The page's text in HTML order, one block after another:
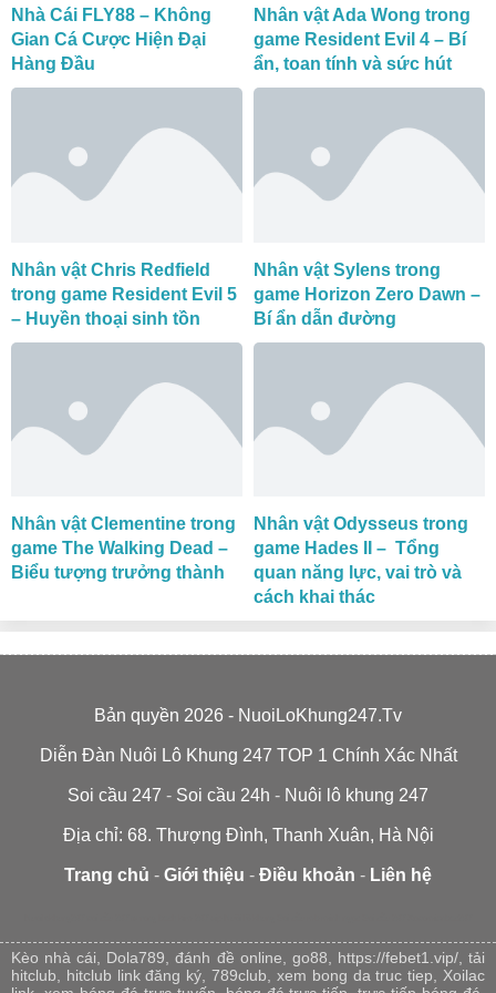
Nhà Cái FLY88 – Không
Gian Cá Cược Hiện Đại
Hàng Đầu
Nhân vật Ada Wong trong
game Resident Evil 4 – Bí
ẩn, toan tính và sức hút
Nhân vật Chris Redfield
trong game Resident Evil 5
– Huyền thoại sinh tồn
Nhân vật Sylens trong
game Horizon Zero Dawn –
Bí ẩn dẫn đường
Nhân vật Clementine trong
game The Walking Dead –
Biểu tượng trưởng thành
Nhân vật Odysseus trong
game Hades II – Tổng
quan năng lực, vai trò và
cách khai thác
Bản quyền 2026 - NuoiLoKhung247.Tv
Diễn Đàn Nuôi Lô Khung 247 TOP 1 Chính Xác Nhất
Soi cầu 247 - Soi cầu 24h - Nuôi lô khung 247
Địa chỉ: 68. Thượng Đình, Thanh Xuân, Hà Nội
Trang chủ - Giới thiệu - Điều khoản - Liên hệ
Kèo nhà cái Dola789 ,đánh đề online go88 https://febet1.vip/,tải
hitclub
hitclub link đăng ký ,789club xem bong da truc tiep
Xoilac